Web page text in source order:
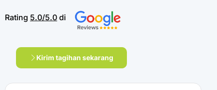
Rating 5.0/5.0 di
Kirim tagihan sekarang